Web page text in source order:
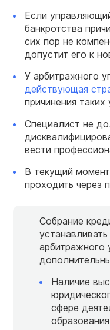
Если
банкротства
сих пор не
допустит его к
У арбитражного
действующая
причинения таких
Специалист не
вести
В текущий
проходить через
Собрание
арбитражного
Наличие
сфере